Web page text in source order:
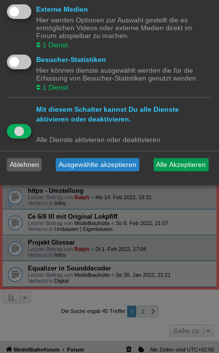
Märklin K83 Weichendecoder - Separate Stromeinspeisung
Letzter Beitrag von
Verfasst inDigital
Software - aber Welche - Teil 4
Letzter Beitrag von
Verfasst inSteuerung
Software - aber Welche - Teil 3
Letzter Beitrag von Moba_GM
Do 3. Mär 2022, 19:12
Verfasst inSteuerung
Software - aber Welche - Teil 2
Verfasst inSteuerung
Profilbanner
Letzter Beitrag vonRalph«So 27. Feb 2022, 09:12
Verfasst in
Arduino - habt ihr schon Erfahrung gemacht?
Verfasst inTechnik
S-Bahn Triebwagen ET171/EM171 - BR471/871
Letzter Beitrag vonHammonia«Sa 19. Feb 2022, 23:39
https - Umstellung
Letzter Beitrag von Ralph « Mo 14. Feb 2022, 18:31
Verfasst in Infos
Ce 6/8 III mit Original Lokpfiff
Letzter Beitrag von Modellbauhütte « So 6. Feb 2022, 21:07
Verfasst in Umbauten | Eigenbauten
Projekt Glossar
Letzter Beitrag von Ralph « Di 1. Feb 2022, 17:04
Verfasst in Infos
Equalizer in Sounddecoder
Letzter Beitrag von Modellbauhütte « So 30. Jan 2022, 22:21
Verfasst in Digital
Die Suche ergab 45 Treffer 1 2
Gehe zu
Modellbahnforum Forum Alle Zeiten sind UTC+02:00
Externe Medien
Hier werden Optionen zur Auswahl gestellt die es
ermöglichen Videos oder externe Medien direkt im
Forum abspielbar zu machen.
1 Dienst
Besucher-Statistiken
Hier können dienste ausgewählt werden die für die
Erfassung von Besucher-Statistiken genutzt werden.
1 Dienst
Mit diesem Schalter kannst Du alle Dienste
aktivieren oder deaktivieren.
Alle Dienste aktivieren oder deaktivieren
Ablehnen Ausgewählte akzeptieren Alle Akzeptieren